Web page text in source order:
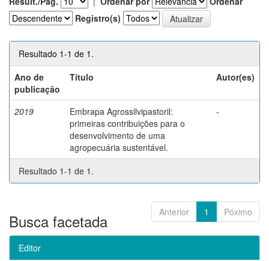
Registro(s)
Resultado 1-1 de 1.
Ano de
publicação
Título Autor(es)
2019
Embrapa Agrossilvipastoril:
primeiras contribuições para o
desenvolvimento de uma
agropecuária sustentável.
-
Resultado 1-1 de 1.
Anterior 1 Póximo
Busca facetada
Editor